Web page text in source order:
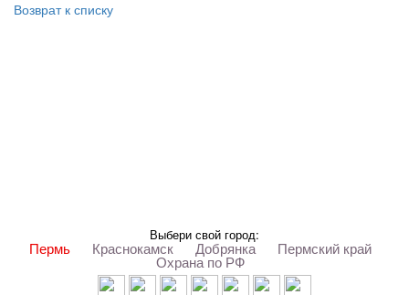
Возврат к списку
Выбери свой город:
Пермь Краснокамск Добрянка Пермский край
Охрана по РФ